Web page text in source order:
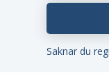
Saknar du